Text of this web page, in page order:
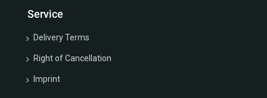
Service
Delivery Terms
Right of Cancellation
Imprint